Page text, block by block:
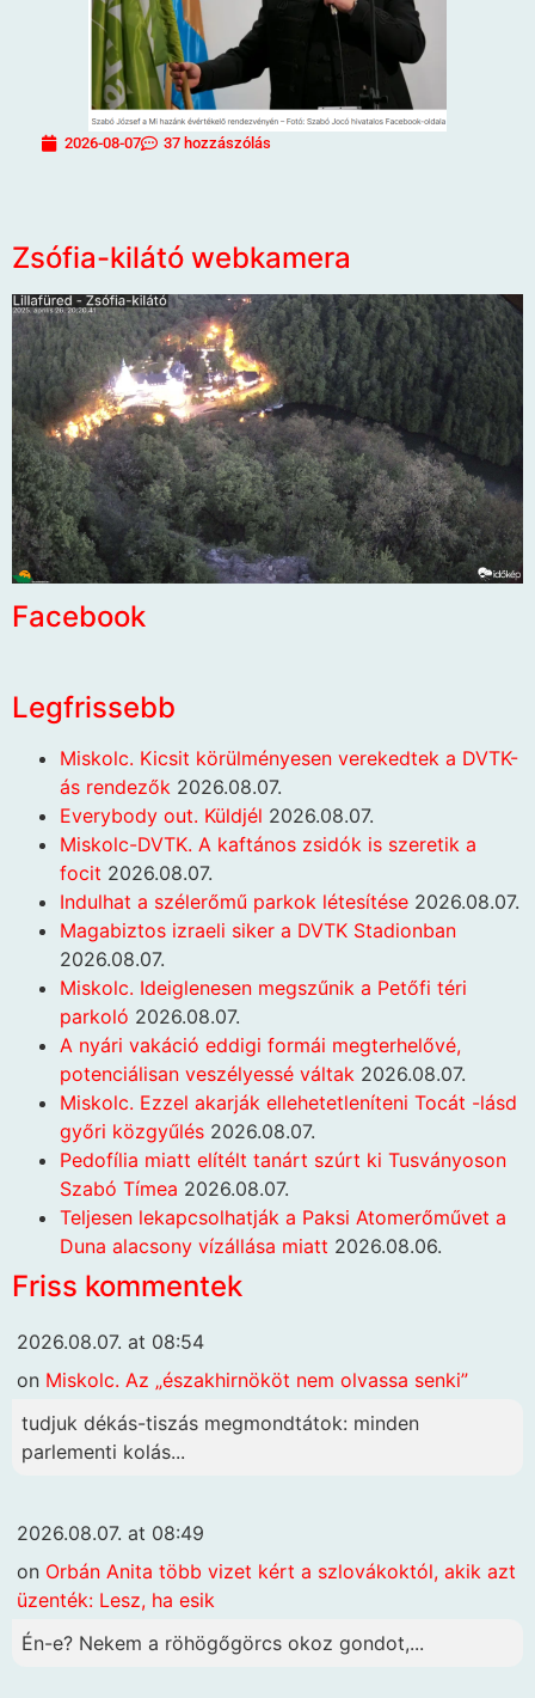
2026-08-07 37 hozzászólás
Zsófia-kilátó webkamera
Facebook
Legfrissebb
Miskolc. Kicsit körülményesen verekedtek a DVTK-
ás rendezők 2026.08.07.
Everybody out. Küldjél 2026.08.07.
Miskolc-DVTK. A kaftános zsidók is szeretik a
focit 2026.08.07.
Indulhat a szélerőmű parkok létesítése 2026.08.07.
Magabiztos izraeli siker a DVTK Stadionban
2026.08.07.
Miskolc. Ideiglenesen megszűnik a Petőfi téri
parkoló 2026.08.07.
A nyári vakáció eddigi formái megterhelővé,
potenciálisan veszélyessé váltak 2026.08.07.
Miskolc. Ezzel akarják ellehetetleníteni Tocát -lásd
győri közgyűlés 2026.08.07.
Pedofília miatt elítélt tanárt szúrt ki Tusványoson
Szabó Tímea 2026.08.07.
Teljesen lekapcsolhatják a Paksi Atomerőművet a
Duna alacsony vízállása miatt 2026.08.06.
Friss kommentek
2026.08.07. at 08:54
on Miskolc. Az „északhirnököt nem olvassa senki”
tudjuk dékás-tiszás megmondtátok: minden
parlementi kolás...
2026.08.07. at 08:49
on Orbán Anita több vizet kért a szlovákoktól, akik azt
üzenték: Lesz, ha esik
Én-e? Nekem a röhögőgörcs okoz gondot,...